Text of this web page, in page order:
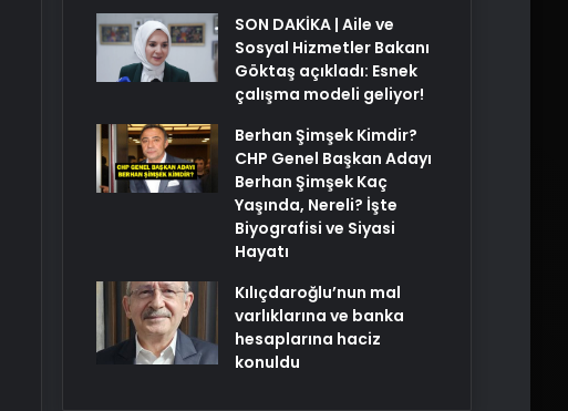
SON DAKİKA | Aile ve
Sosyal Hizmetler Bakanı
Göktaş açıkladı: Esnek
çalışma modeli geliyor!
Berhan Şimşek Kimdir?
CHP Genel Başkan Adayı
Berhan Şimşek Kaç
Yaşında, Nereli? İşte
Biyografisi ve Siyasi
Hayatı
Kılıçdaroğlu’nun mal
varlıklarına ve banka
hesaplarına haciz
konuldu